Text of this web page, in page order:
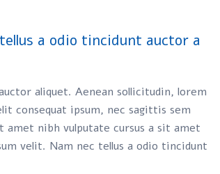
a odio tincidunt auctor a
aliquet. Aenean sollicitudin, lorem
consequat ipsum, nec sagittis sem
amet nibh vulputate cursus a sit amet
velit. Nam nec tellus a odio tincidunt